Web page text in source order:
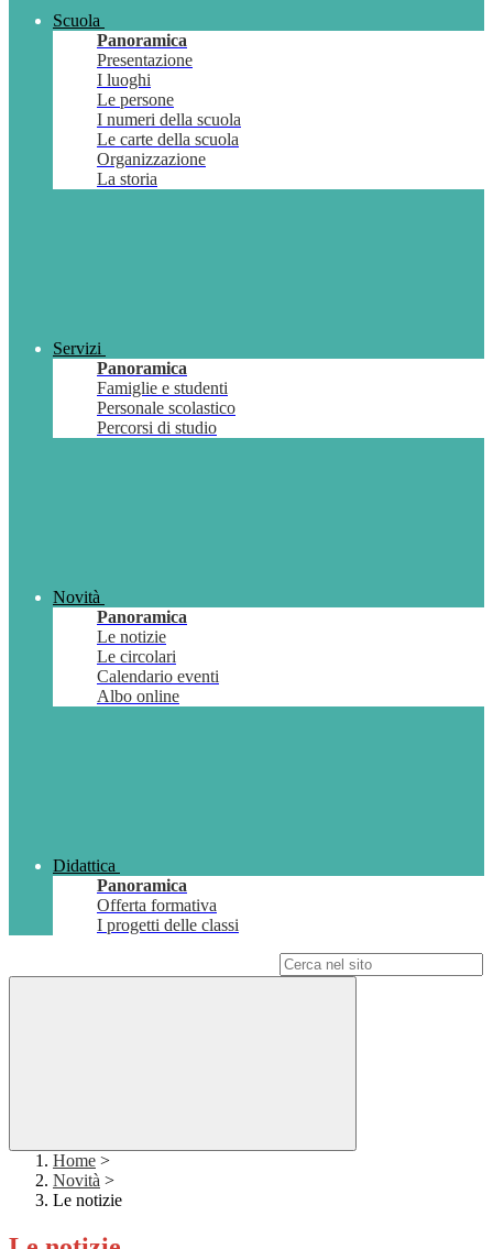
Scuola
Panoramica
Presentazione
I luoghi
Le persone
I numeri della scuola
Le carte della scuola
Organizzazione
La storia
Servizi
Panoramica
Famiglie e studenti
Personale scolastico
Percorsi di studio
Novità
Panoramica
Le notizie
Le circolari
Calendario eventi
Albo online
Didattica
Panoramica
Offerta formativa
I progetti delle classi
Home >
Novità >
Le notizie